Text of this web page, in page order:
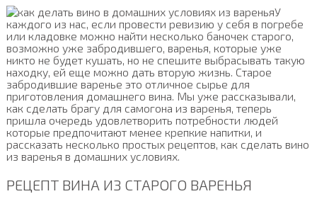
У
каждого из нас, если провести ревизию у себя в погребе
или кладовке можно найти несколько баночек старого,
возможно уже забродившего, варенья, которые уже
никто не будет кушать, но не спешите выбрасывать такую
находку, ей еще можно дать вторую жизнь. Старое
забродившие варенье это отличное сырье для
приготовления домашнего вина. Мы уже рассказывали,
как сделать брагу для самогона из варенья, теперь
пришла очередь удовлетворить потребности людей
которые предпочитают менее крепкие напитки, и
рассказать несколько простых рецептов, как сделать вино
из варенья в домашних условиях.
РЕЦЕПТ ВИНА ИЗ СТАРОГО ВАРЕНЬЯ